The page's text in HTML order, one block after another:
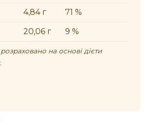
4,84 г 71 %
20,06 г 9 %
на основі дієти